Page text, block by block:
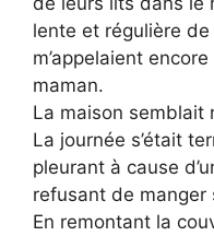
lente et régulière
m’appelaient
maman.
La maison semblait
La journée s’était
pleurant à cause
refusant de manger
En remontant la